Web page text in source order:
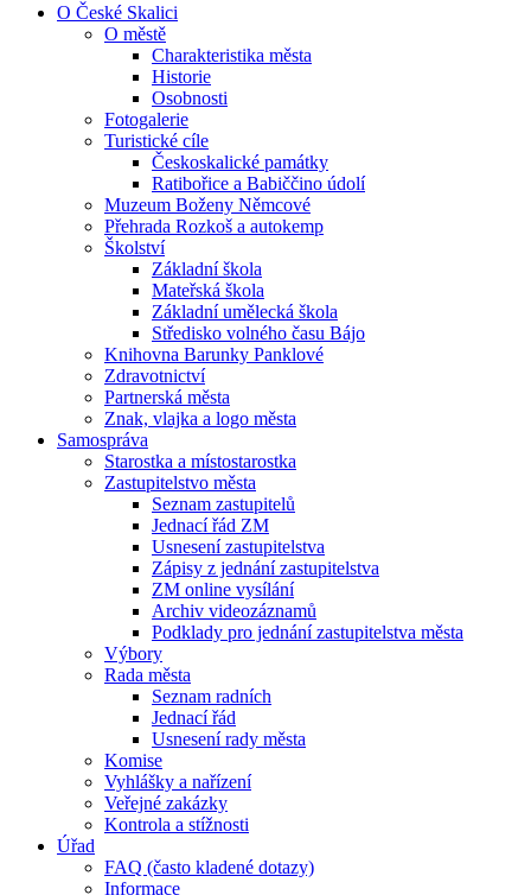
O České Skalici
O městě
Charakteristika města
Historie
Osobnosti
Fotogalerie
Turistické cíle
Českoskalické památky
Ratibořice a Babiččino údolí
Muzeum Boženy Němcové
Přehrada Rozkoš a autokemp
Školství
Základní škola
Mateřská škola
Základní umělecká škola
Středisko volného času Bájo
Knihovna Barunky Panklové
Zdravotnictví
Partnerská města
Znak, vlajka a logo města
Samospráva
Starostka a místostarostka
Zastupitelstvo města
Seznam zastupitelů
Jednací řád ZM
Usnesení zastupitelstva
Zápisy z jednání zastupitelstva
ZM online vysílání
Archiv videozáznamů
Podklady pro jednání zastupitelstva města
Výbory
Rada města
Seznam radních
Jednací řád
Usnesení rady města
Komise
Vyhlášky a nařízení
Veřejné zakázky
Kontrola a stížnosti
Úřad
FAQ (často kladené dotazy)
Informace